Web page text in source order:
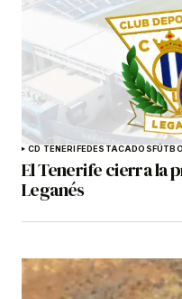
CD TENERIFEDESTACADOS
El Tenerife cierra la
Leganés